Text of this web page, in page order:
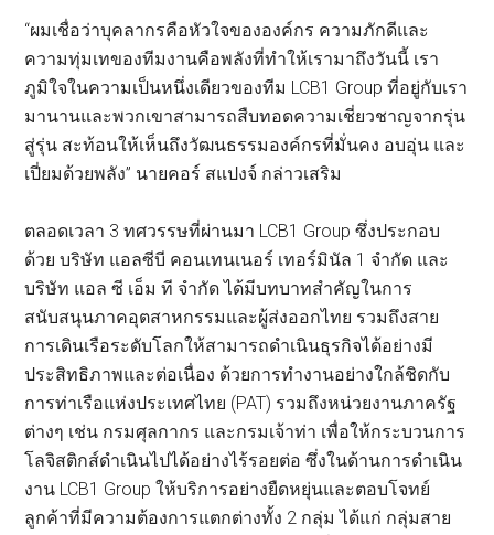
“ผมเชื่อว่าบุคลากรคือหัวใจขององค์กร ความภักดีและ
ความทุ่มเทของทีมงานคือพลังที่ทำให้เรามาถึงวันนี้ เรา
ภูมิใจในความเป็นหนึ่งเดียวของทีม LCB1 Group ที่อยู่กับเรา
มานานและพวกเขาสามารถสืบทอดความเชี่ยวชาญจากรุ่น
สู่รุ่น สะท้อนให้เห็นถึงวัฒนธรรมองค์กรที่มั่นคง อบอุ่น และ
เปี่ยมด้วยพลัง” นายคอร์ สแปงจ์ กล่าวเสริม
ตลอดเวลา 3 ทศวรรษที่ผ่านมา LCB1 Group ซึ่งประกอบ
ด้วย บริษัท แอลซีบี คอนเทนเนอร์ เทอร์มินัล 1 จำกัด และ
บริษัท แอล ซี เอ็ม ที จำกัด ได้มีบทบาทสำคัญในการ
สนับสนุนภาคอุตสาหกรรมและผู้ส่งออกไทย รวมถึงสาย
การเดินเรือระดับโลกให้สามารถดำเนินธุรกิจได้อย่างมี
ประสิทธิภาพและต่อเนื่อง ด้วยการทำงานอย่างใกล้ชิดกับ
การท่าเรือแห่งประเทศไทย (PAT) รวมถึงหน่วยงานภาครัฐ
ต่างๆ เช่น กรมศุลกากร และกรมเจ้าท่า เพื่อให้กระบวนการ
โลจิสติกส์ดำเนินไปได้อย่างไร้รอยต่อ ซึ่งในด้านการดำเนิน
งาน LCB1 Group ให้บริการอย่างยืดหยุ่นและตอบโจทย์
ลูกค้าที่มีความต้องการแตกต่างทั้ง 2 กลุ่ม ได้แก่ กลุ่มสาย